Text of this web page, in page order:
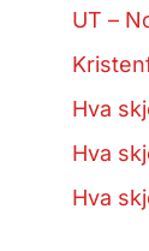
UT –
Hva
Hva
Hva